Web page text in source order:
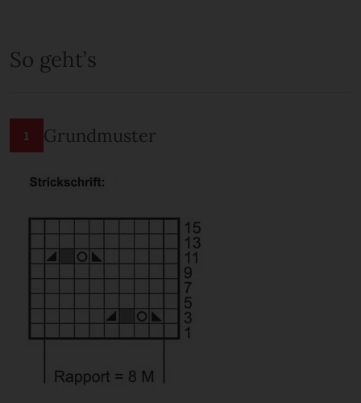
So geht’s
1 Grundmuster